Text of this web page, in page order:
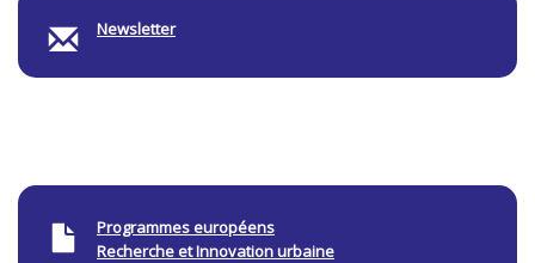
Newsletter
Programmes européens
Recherche et Innovation urbaine